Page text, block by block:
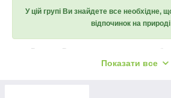
У цій групі Ви знайдете все необхідне,
відпочинок на
В цьому Вам допоможуть мангали,
Найбільш ефективними є імпровізовані,
Показати все